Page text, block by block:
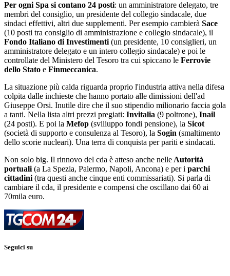
Per ogni Spa si contano 24 posti: un amministratore delegato, tre
membri del consiglio, un presidente del collegio sindacale, due
sindaci effettivi, altri due supplementi. Per esempio cambierà Sace
(10 posti tra consiglio di amministrazione e collegio sindacale), il
Fondo Italiano di Investimenti (un presidente, 10 consiglieri, un
amministratore delegato e un intero collegio sindacale) e poi le
controllate del Ministero del Tesoro tra cui spiccano le Ferrovie
dello Stato e Finmeccanica.
La situazione più calda riguarda proprio l'industria attiva nella difesa
colpita dalle inchieste che hanno portato alle dimissioni dell'ad
Giuseppe Orsi. Inutile dire che il suo stipendio milionario faccia gola
a tanti. Nella lista altri prezzi pregiati: Invitalia (9 poltrone), Inail
(24 posti). E poi la Mefop (sviliuppo fondi pensione), la Sicot
(società di supporto e consulenza al Tesoro), la Sogin (smaltimento
dello scorie nucleari). Una terra di conquista per pariti e sindacati.
Non solo big. Il rinnovo del cda è atteso anche nelle Autorità
portuali (a La Spezia, Palermo, Napoli, Ancona) e per i parchi
cittadini (tra questi anche cinque enti commissariati). Si parla di
cambiare il cda, il presidente e compensi che oscillano dai 60 ai
70mila euro.
Seguici su